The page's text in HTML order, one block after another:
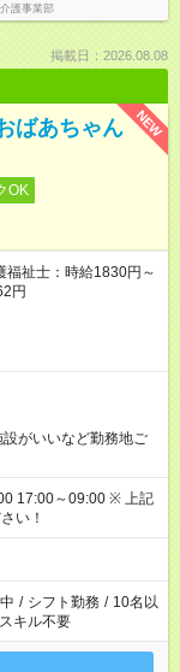
護事業部
掲載日：2026.08.08
NEW
ばあちゃん
OK
福祉士：時給1830円～
円
がいいなど勤務地ご
～09:00 ※ 上記
い！
/ シフト勤務 / 10名以
キル不要